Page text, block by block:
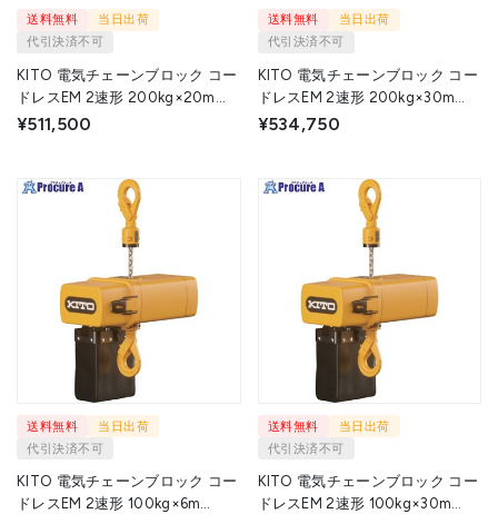
送料無料
当日出荷
代引決済不可
KITO 電気チェーンブロック コー
ドレスEM 2速形 200kg×20m
¥511,500
送料無料
当日出荷
代引決済不可
KITO 電気チェーンブロック コー
ドレスEM 2速形 200kg×30m
¥534,750
送料無料
当日出荷
代引決済不可
KITO 電気チェーンブロック コー
ドレスEM 2速形 100kg×6m
送料無料
当日出荷
代引決済不可
KITO 電気チェーンブロック コー
ドレスEM 2速形 100kg×30m